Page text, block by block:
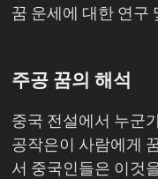
꿈 운세에 대한 연구
주공 꿈의 해석
중국 전설에서 누군
공작은이 사람에게
서 중국인들은 이것